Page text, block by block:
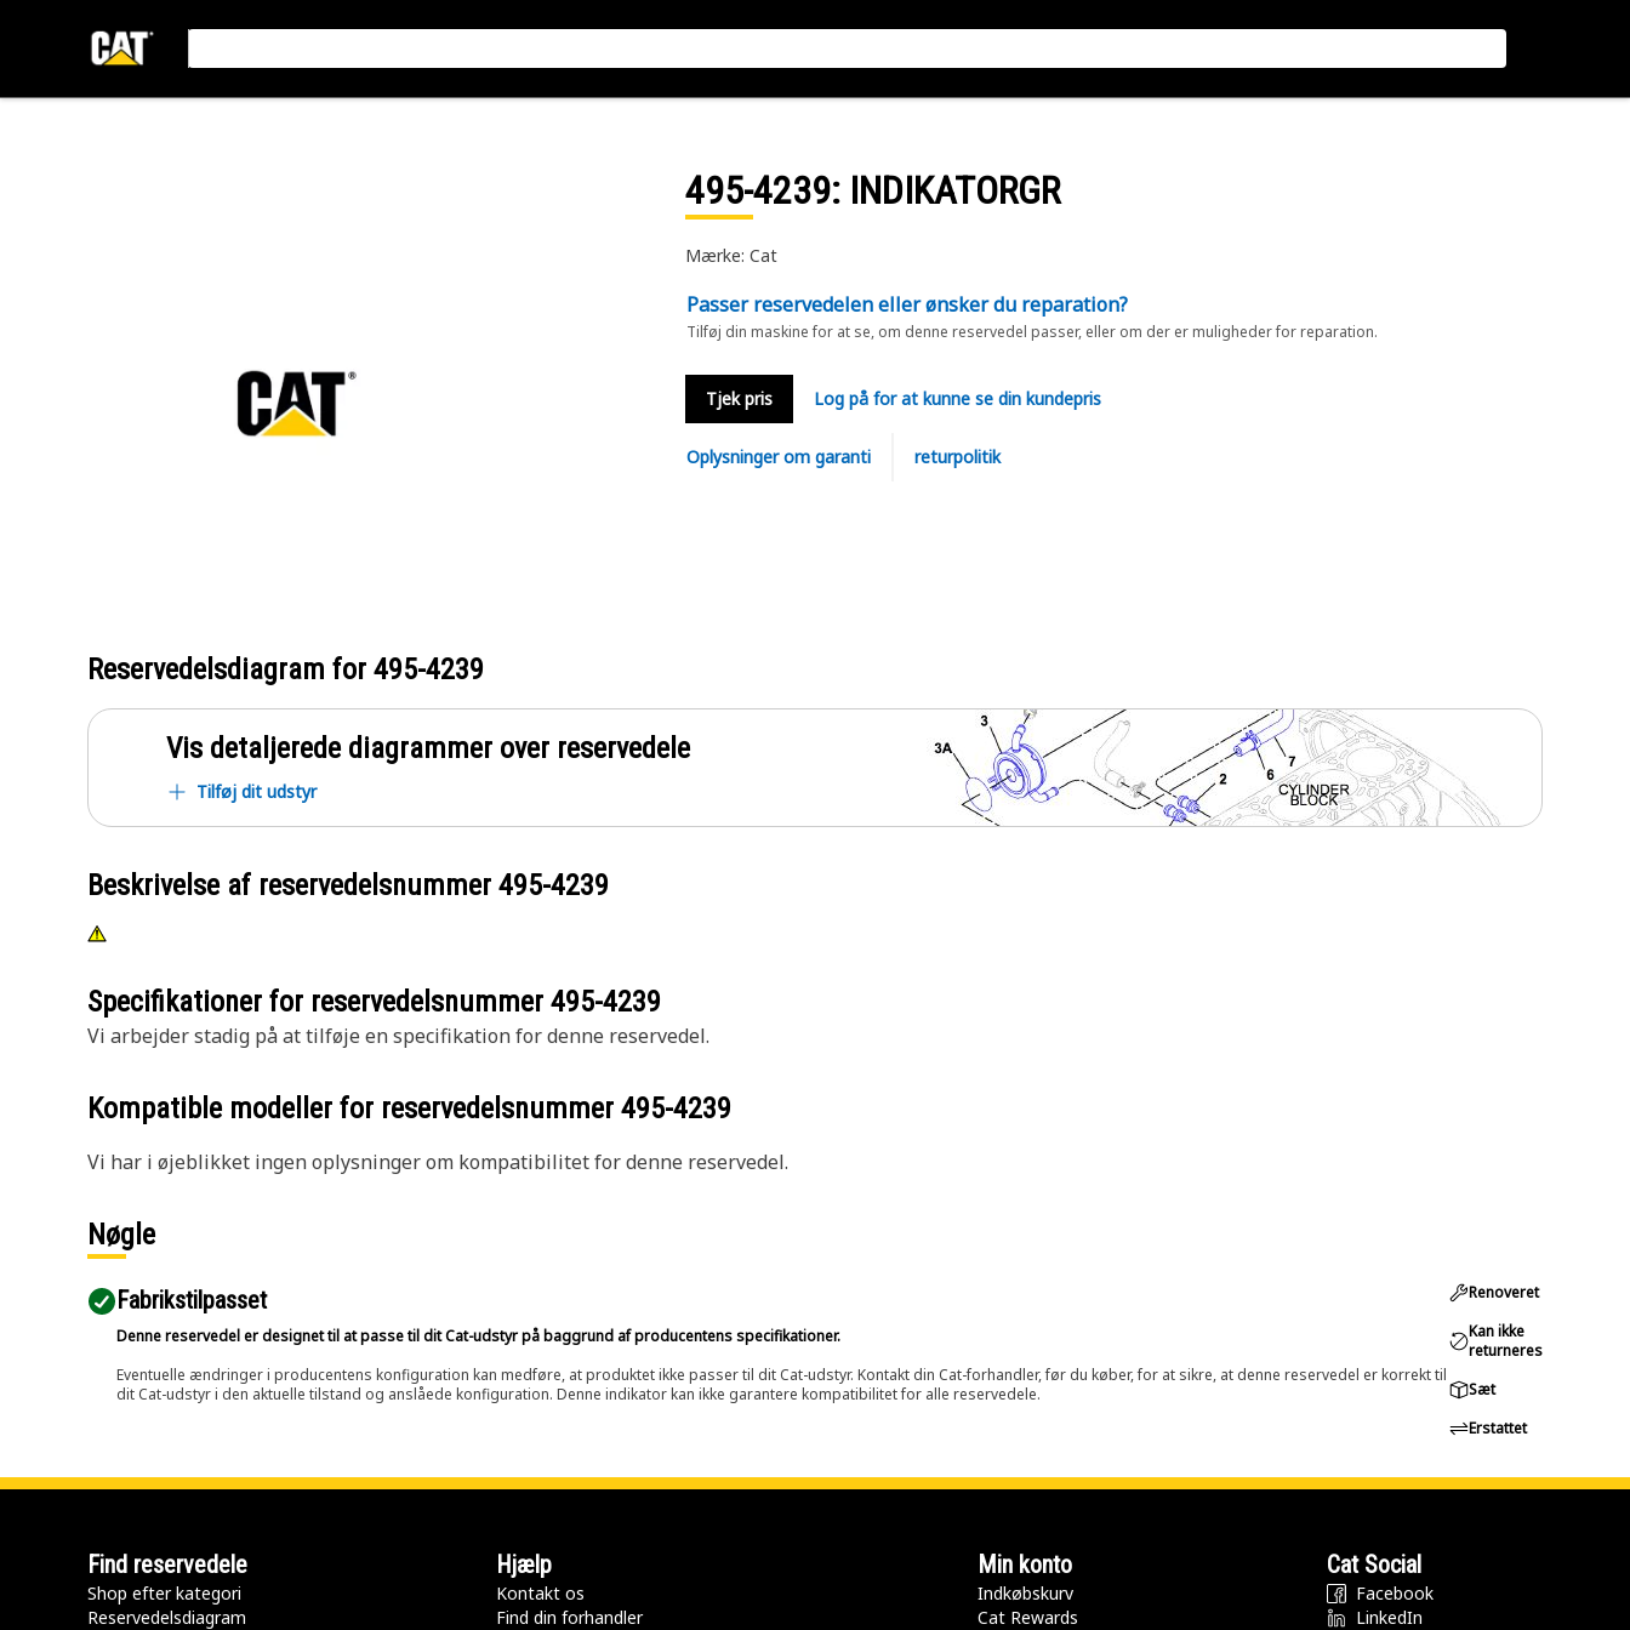
495-4239: INDIKATORGR
Mærke: Cat
Passer reservedelen eller ønsker du reparation?
Tilføj din maskine for at se, om denne reservedel passer, eller om der er muligheder for reparation.
Tjek pris Log på for at kunne se din kundepris
Oplysninger om garanti returpolitik
Reservedelsdiagram for 495-4239
Vis detaljerede diagrammer over reservedele
Tilføj dit udstyr
Beskrivelse af reservedelsnummer 495-4239
Specifikationer for reservedelsnummer 495-4239
Vi arbejder stadig på at tilføje en specifikation for denne reservedel.
Kompatible modeller for reservedelsnummer 495-4239
Vi har i øjeblikket ingen oplysninger om kompatibilitet for denne reservedel.
Nøgle
Fabrikstilpasset
Denne reservedel er designet til at passe til dit Cat-udstyr på baggrund af producentens specifikationer.
Eventuelle ændringer i producentens konfiguration kan medføre, at produktet ikke passer til dit Cat-udstyr. Kontakt din Cat-forhandler, før du køber, for at sikre, at denne reservedel er korrekt til
dit Cat-udstyr i den aktuelle tilstand og anslåede konfiguration. Denne indikator kan ikke garantere kompatibilitet for alle reservedele.
Renoveret
Kan ikke
returneres
Sæt
Erstattet
Find reservedele
Shop efter kategori
Reservedelsdiagram
Hjælp
Kontakt os
Find din forhandler
Min konto
Indkøbskurv
Cat Rewards
Cat Social
Facebook
LinkedIn